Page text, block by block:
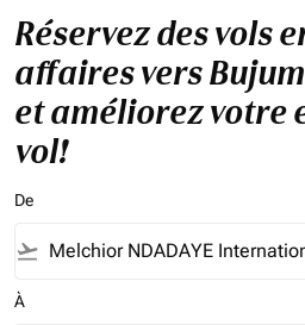
Réservez des vols
affaires vers
et améliorez votre
vol!
De
flight_takeoff
À